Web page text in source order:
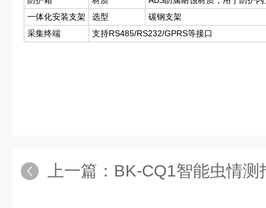
一体化安装支架
选型
碳钢支架
采集终端
支持RS485/RS232/GPRS等接口
上一篇： BK-CQ1智能虫情测